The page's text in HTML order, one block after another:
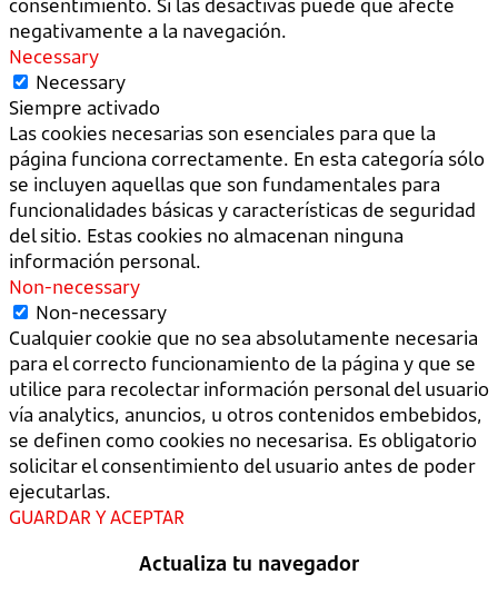
negativamente a la navegación.
Necessary
Necessary
Siempre activado
Las cookies necesarias son esenciales para que la
página funciona correctamente. En esta categoría sólo
se incluyen aquellas que son fundamentales para
funcionalidades básicas y características de seguridad
del sitio. Estas cookies no almacenan ninguna
información personal.
Non-necessary
Non-necessary
Cualquier cookie que no sea absolutamente necesaria
para el correcto funcionamiento de la página y que se
utilice para recolectar información personal del usuario
vía analytics, anuncios, u otros contenidos embebidos,
se definen como cookies no necesarisa. Es obligatorio
solicitar el consentimiento del usuario antes de poder
ejecutarlas.
GUARDAR Y ACEPTAR
Actualiza tu navegador